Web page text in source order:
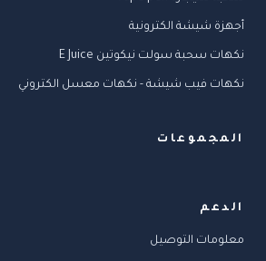
أجهزة شيشة الكترونية
نكهات سحبة سولت نيكوتين E Juice
نكهات فيب شيشة - نكهات معسل الكتروني
المجموعات
الدعم
معلومات التوصيل